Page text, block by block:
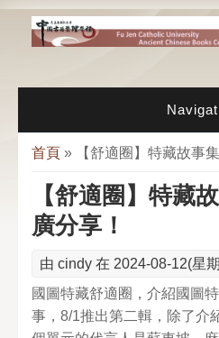
移至主內容
您在這裡
首頁 » 【舒適圈】特藏故事
【舒適圈】特藏
廣分享！
由 cindy 在 2024-08-12(星
國圖特藏舒適圈，介紹國圖
事，8/1推出第二輯，除了介